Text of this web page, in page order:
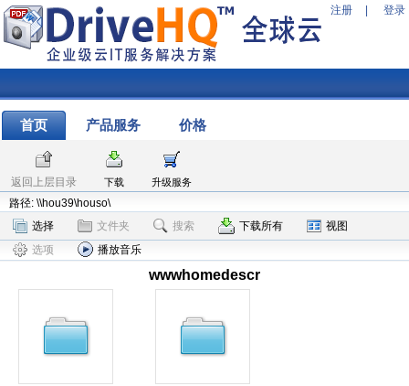
注册 登录
首页 产品服务 价格
返回上层目录 下载 升级服务
路径: \\hou39\houso\
选择
文件夹 搜索 下载所有
视图
选项
播放音乐
wwwhomedescr